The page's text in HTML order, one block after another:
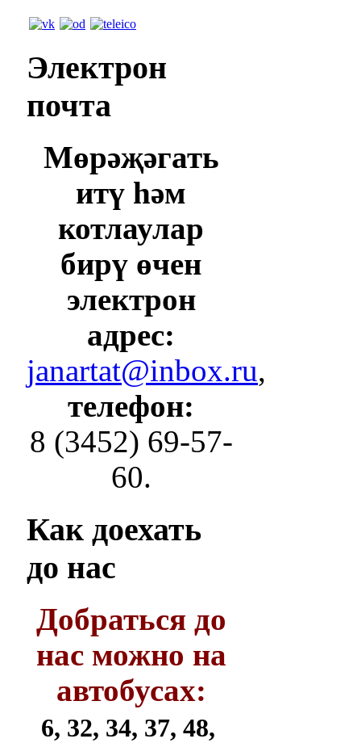
Электрон
почта
Мөрәҗәгать
итү һәм
котлаулар
бирү өчен
электрон
адрес:
janartat@inbox.ru,
телефон:
8 (3452) 69-57-
60.
Как доехать
до нас
Добраться до
нас можно на
автобусах:
6, 32, 34, 37, 48,